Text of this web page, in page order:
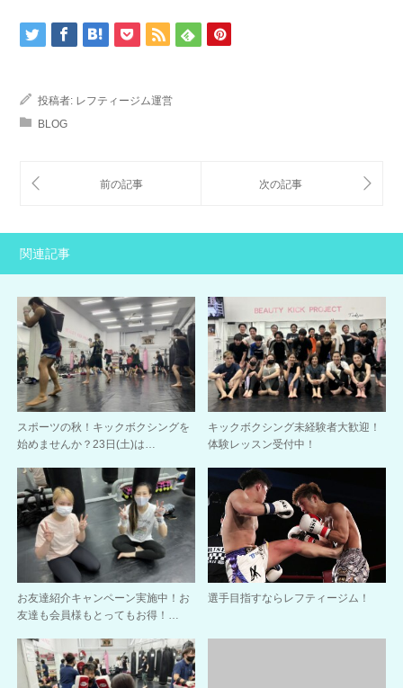
投稿者: レフティージム運営
BLOG
関連記事
スポーツの秋！キックボクシングを
始めませんか？23日(土)は…
キックボクシング未経験者大歓迎！
体験レッスン受付中！
お友達紹介キャンペーン実施中！お
友達も会員様もとってもお得！…
選手目指すならレフティージム！